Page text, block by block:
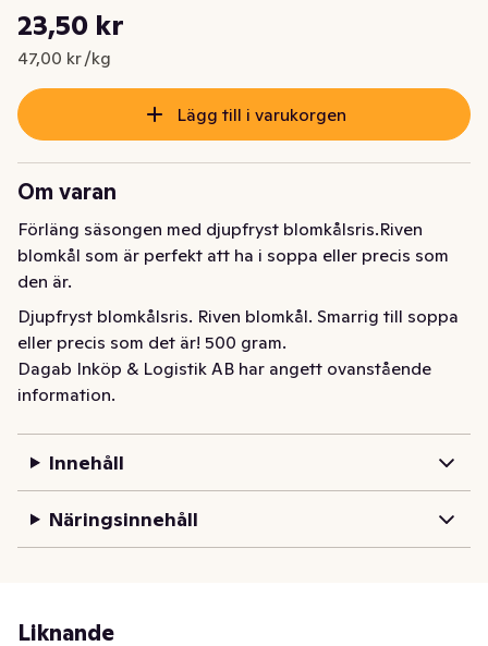
Nuvarande pris är: 23,50 kr
23,50 kr
47,00 kr /kg
Styckpris: 47,00 kr /kg
Lägg till i varukorgen
Om varan
Förläng säsongen med djupfryst blomkålsris.Riven
blomkål som är perfekt att ha i soppa eller precis som
den är.
Djupfryst blomkålsris. Riven blomkål. Smarrig till soppa
eller precis som det är! 500 gram.
Dagab Inköp & Logistik AB har angett ovanstående
information.
Innehåll
Näringsinnehåll
Liknande